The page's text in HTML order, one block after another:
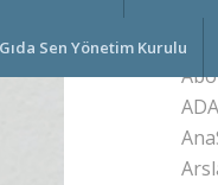
Gıda Sen Yönetim Kurulu